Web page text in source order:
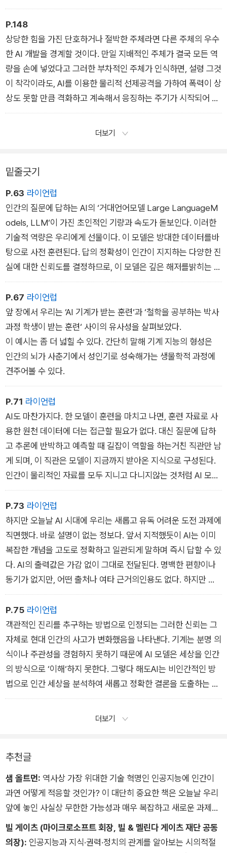
삐를 늦출 것이다.
4장 정치
P.148
상당한 힘을 가진 단호하거나 절박한 주체라면 다른 주체의 우수
한 AI 개발을 경계할 것이다. 만일 지배적인 주체가 결국 모든 역
량을 손에 넣었다고 그러한 부차적인 주체가 인식하면, 설령 그것
이 착각이라도, AI를 이용한 물리적 선제공격을 가하여 폭력이 상
상도 못할 만큼 격화하고 계속해서 응징하는 주기가 시작되어 상
호파괴라는 결과를 초래할 수 있다.
더보기
밑줄긋기
P.63 라이언럽
인간의 질문에 답하는 AI의 ‘거대언어모델 Large LanguageM
odels, LLM‘이 가진 초인적인 기량과 속도가 돋보인다. 이러한
기술적 역량은 우리에게 선물이다. 이 모델은 방대한 데이터를바
탕으로 사전 훈련된다. 답의 정확성이 인간이 지지하는 다양한 진
실에 대한 신뢰도를 결정하므로, 이 모델은 깊은 해저를밝히는 지
식을 점점 더 상세하게 생산해낸다.
P.67 라이언럽
앞 장에서 우리는 ‘AI 기계가 받는 훈련‘과 ‘철학을 공부하는 박사
과정 학생이 받는 훈련‘ 사이의 유사성을 살펴보았다.
이 예시는 좀 더 넓힐 수 있다. 간단히 말해 기계 지능의 형성은
인간의 뇌가 사춘기에서 성인기로 성숙해가는 생물학적 과정에
견주어볼 수 있다.
P.71 라이언럽
AI도 마찬가지다. 한 모델이 훈련을 마치고 나면, 훈련 자료로 사
용한 원천 데이터에 더는 접근할 필요가 없다. 대신 질문에 답하
고 추론에 반박하고 예측할 때 길잡이 역할을 하는거친 직관만 남
게 되며, 이 직관은 모델이 지금까지 받아온 지식으로 구성된다.
인간이 물리적인 자료를 모두 지니고 다니지않는 것처럼 AI 모델
도 기억하기보다 추론한다. 차이는 AI가월등히 빠른 속도로 인간
이 달성하길 바라는 것보다 훨씬 더광범위하고 심오한 학습 정보
영역 전반에 걸쳐 추론을 촉진한다는 것이다.
P.73 라이언럽
하지만 오늘날 AI 시대에 우리는 새롭고 유독 어려운 도전 과제에
직면했다. 바로 설명이 없는 정보다. 앞서 지적했듯이 AI는 이미
복잡한 개념을 고도로 정확하고 일관되게 말하며 즉시 답할 수 있
다. AI의 출력값은 가감 없이 그대로 전달된다. 명백한 편향이나
동기가 없지만, 어떤 출처나 여타 근거의인용도 없다. 하지만 주
어진 답의 근거가 이렇게 부족하다고해도, 이미 인간은 초기 AI
시스템이 제시하는 설명 없는 답변을 놀라울 정도로 신뢰한다. 인
간은 그 답변이 신탁이라도 되는 양의지하기까지 한다. AI가 발전
함에 따라 새로운 ‘두뇌‘는권위를 얻을 뿐만 아니라 오류가 없는
것처럼 보일 수 있다.
P.75 라이언럽
객관적인 진리를 추구하는 방법으로 인정되는 그러한 신뢰는 그
자체로 현대 인간의 사고가 변화했음을 나타낸다. 기계는 분명 의
식이나 주관성을 경험하지 못하기 때문에 AI 모델은 세상을 인간
의 방식으로 ‘이해‘하지 못한다. 그렇다 해도AI는 비인간적인 방
법으로 인간 세상을 분석하여 새롭고 정확한 결론을 도출하는 객
관적인 능력을 지녔다. 이는 지난 5세기동안 우리가 꾸준히 추구
하고 의존해온 과학적 방법의 권위를무너뜨리고 인간만이 현실
더보기
추천글
샘 올트먼: 역사상 가장 위대한 기술 혁명인 인공지능에 인간이
과연 어떻게 적응할 것인가? 이 대단히 중요한 책은 오늘날 우리
앞에 놓인 사실상 무한한 가능성과 매우 복잡하고 새로운 과제들
이 혼재하는 미래를 실제로 들여다보는 최초의 시도다.
빌 게이츠 (마이크로소프트 회장, 빌 & 멜린다 게이츠 재단 공동
의장): 인공지능과 지식·권력·정치의 관계를 알아보는 시의적절